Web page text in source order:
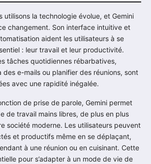
utilisons la technologie évolue, et Gemini
changement. Son interface intuitive et
aident les utilisateurs à se
: leur travail et leur productivité.
tâches quotidiennes rébarbatives,
des e-mails ou planifier des réunions, sont
avec une rapidité inégalée.
de prise de parole, Gemini permet
de travail mains libres, de plus en plus
société moderne. Les utilisateurs peuvent
et productifs même en se déplaçant,
à une réunion ou en cuisinant. Cette
pour s’adapter à un mode de vie de